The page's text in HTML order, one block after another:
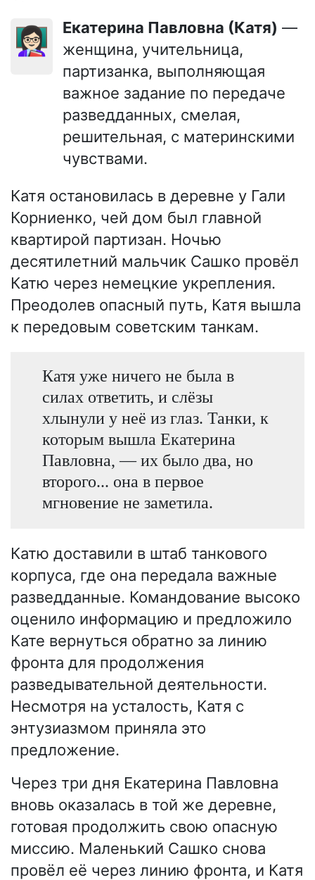
👩🏻‍🏫 Екатерина Павловна (Катя) —
женщина, учительница,
партизанка, выполняющая
важное задание по передаче
разведданных, смелая,
решительная, с материнскими
чувствами.
Катя остановилась в деревне у Гали
Корниенко, чей дом был главной
квартирой партизан. Ночью
десятилетний мальчик Сашко провёл
Катю через немецкие укрепления.
Преодолев опасный путь, Катя вышла
к передовым советским танкам.
Катя уже ничего не была в
силах ответить, и слёзы
хлынули у неё из глаз. Танки, к
которым вышла Екатерина
Павловна, — их было два, но
второго... она в первое
мгновение не заметила.
Катю доставили в штаб танкового
корпуса, где она передала важные
разведданные. Командование высоко
оценило информацию и предложило
Кате вернуться обратно за линию
фронта для продолжения
разведывательной деятельности.
Несмотря на усталость, Катя с
энтузиазмом приняла это
предложение.
Через три дня Екатерина Павловна
вновь оказалась в той же деревне,
готовая продолжить свою опасную
миссию. Маленький Сашко снова
провёл её через линию фронта, и Катя